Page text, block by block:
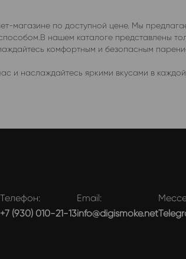
магазине по доступной цене. Мы
нашем каталоге представлены
комфортным и безопасным
и наслаждайтесь яркими вкусами в каждой
Телефон:
+7 (930) 010-21-13
Email:
info@digismoke.net